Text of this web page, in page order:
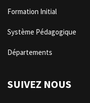
Formation Initial
Système Pédagogique
Départements
SUIVEZ NOUS